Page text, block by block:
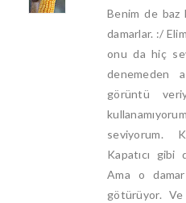
Benim de baz
damarlar. :/
onu da hiç
denemeden
görüntü
seviyorum.
Kapatıcı gibi
Ama o
götürüyor. Ve